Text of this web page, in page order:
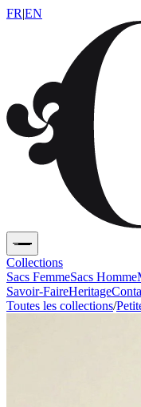
FR|EN
Collections
Sacs FemmeSacs Homme
Savoir-FaireHeritage
Toutes les collections/